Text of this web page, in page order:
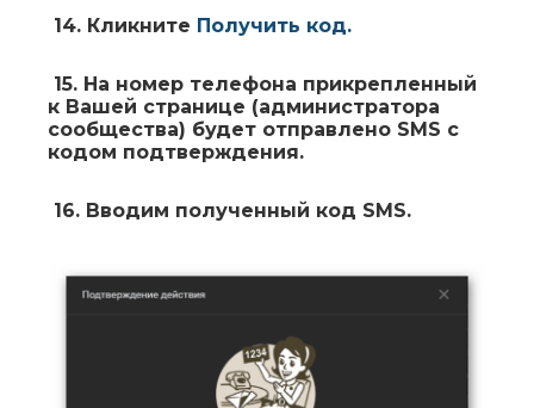
14. Кликните Получить код.
15. На номер телефона прикрепленный
к Вашей странице (администратора
сообщества) будет отправлено SMS с
кодом подтверждения.
16. Вводим полученный код SMS.